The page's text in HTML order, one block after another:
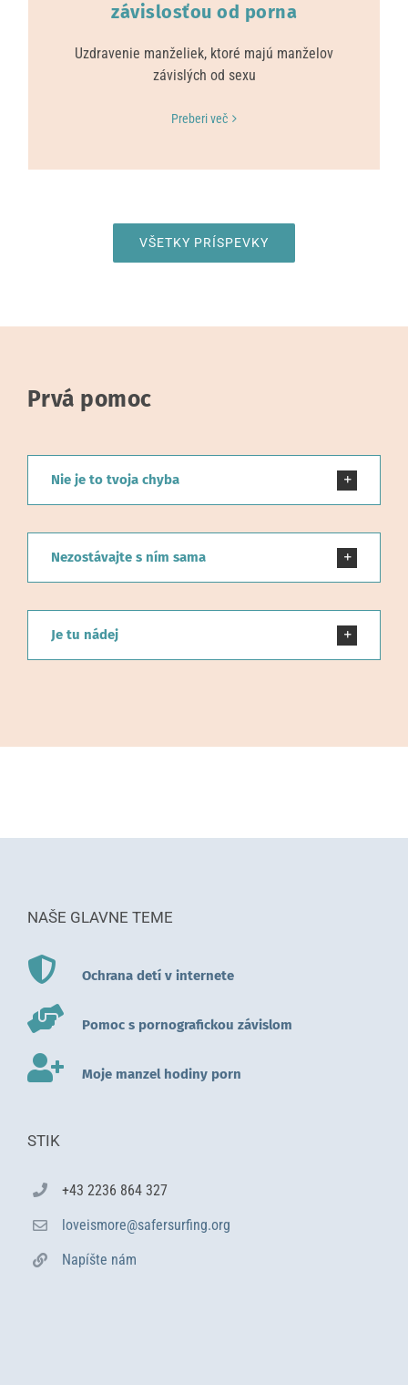
závislosťou od porna
Uzdravenie manželiek, ktoré majú manželov
závislých od sexu
Preberi več
VŠETKY PRÍSPEVKY
Prvá pomoc
Nie je to tvoja chyba
Nezostávajte s ním sama
Je tu nádej
NAŠE GLAVNE TEME
Ochrana detí v internete
Pomoc s pornografickou závislom
Moje manzel hodiny porn
STIK
+43 2236 864 327
loveismore@safersurfing.org
Napíšte nám